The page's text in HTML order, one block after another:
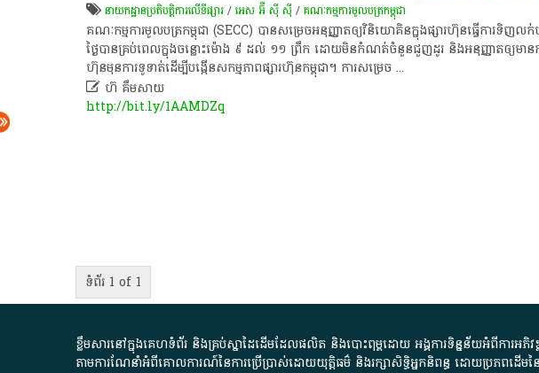
នាយកដ្ឋានប្រតិបត្ដិការលើទីផ្សារ/អេស អ៊ី ស៊ី ស៊ី/គណៈកម្មការមូលបត្រកម្ពុជា
គណៈកម្មការ​មូលបត្រ​កម្ពុជា (SECC) បាន​សម្រេច​អនុញ្ញាត​ឲ្យ​វិនិយោគិន​ក្នុង​ផ្សារ​ហ៊ុន​ធ្វើ​ការ​ទិញ​ល
ថ្ងៃ​បាន​គ្រប់​ពេល​ក្នុង​ចន្លោះ​ម៉ោង ៩ ដល់ ១១ ព្រឹក ដោយ​មិន​កំណត់​ចំនួន​ជួញ​ដូរ និង​អនុញ្ញាត​ឲ្យ​មាន​
ហ៊ុន​មុន​ការ​ទូទាត់​ដើម្បី​បង្កើន​សកម្មភាព​ផ្សារ​ហ៊ុន​កម្ពុជា។ ការ​សម្រេច ...
ហ៊ គឹមសាយ
http://bit.ly/1AAMDZq
ទំព័រ 1 of 1
ខ្លឹមសារ​នៅ​ក្នុង​គេហទំព័រ និង​គ្រប់​ស្នា​ដៃ​ដើម​ដែល​ផលិត​ និង​បោះពុម្ព​ដោយ​ អង្គការ​ទិន្នន័យ​អំពី​ការអភិវ
តាមការ​ណែនាំ​អំពី​គោលការណ៍​នៃ​ការ​ប្រើប្រាស់​ដោយ​យុត្តិធម៌​ និង​រក្សាសិទ្ធិអ្នកនិពន្ធ ដោយ​ប្រភពដើ